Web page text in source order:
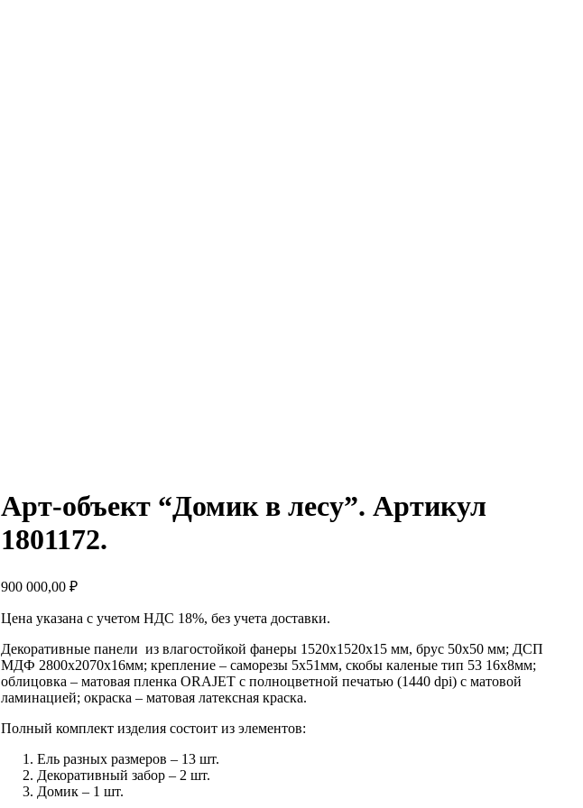
Арт-объект “Домик в лесу”. Артикул
1801172.
900 000,00 ₽
Цена указана с учетом НДС 18%, без учета доставки.
Декоративные панели из влагостойкой фанеры 1520х1520х15 мм, брус 50х50 мм; ДСП
МДФ 2800х2070х16мм; крепление – саморезы 5х51мм, скобы каленые тип 53 16х8мм;
облицовка – матовая пленка ORAJET с полноцветной печатью (1440 dpi) с матовой
ламинацией; окраска – матовая латексная краска.
Полный комплект изделия состоит из элементов:
Ель разных размеров – 13 шт.
Декоративный забор – 2 шт.
Домик – 1 шт.